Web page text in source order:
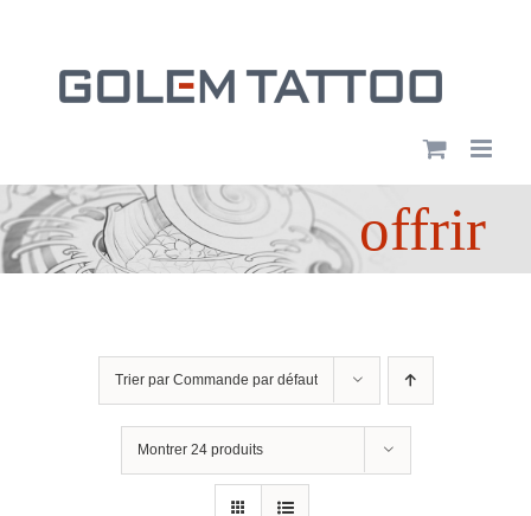
contenu
offrir
Trier par Commande par défaut
Montrer 24 produits